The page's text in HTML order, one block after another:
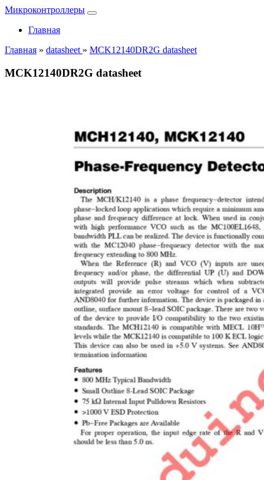
Микроконтроллеры
Главная
Главная » datasheet » MCK12140DR2G datasheet
MCK12140DR2G datasheet